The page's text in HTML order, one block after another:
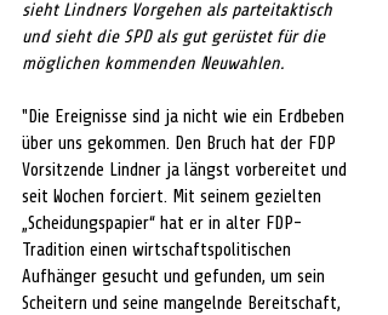
sieht Lindners Vorgehen als parteitaktisch
und sieht die SPD als gut gerüstet für die
möglichen kommenden Neuwahlen.
"Die Ereignisse sind ja nicht wie ein Erdbeben
über uns gekommen. Den Bruch hat der FDP
Vorsitzende Lindner ja längst vorbereitet und
seit Wochen forciert. Mit seinem gezielten
„Scheidungspapier“ hat er in alter FDP-
Tradition einen wirtschaftspolitischen
Aufhänger gesucht und gefunden, um sein
Scheitern und seine mangelnde Bereitschaft,